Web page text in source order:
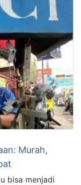
Murah,
bisa menjadi